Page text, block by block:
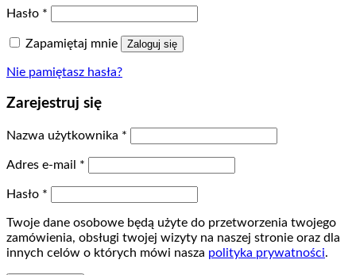
Hasło *
Zapamiętaj mnie Zaloguj się
Nie pamiętasz hasła?
Zarejestruj się
Nazwa użytkownika *
Adres e-mail *
Hasło *
Twoje dane osobowe będą użyte do przetworzenia twojego
zamówienia, obsługi twojej wizyty na naszej stronie oraz dla
innych celów o których mówi nasza polityka prywatności.